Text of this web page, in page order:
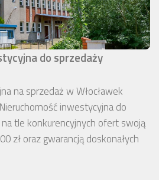
do sprzedaży
na sprzedaż w Włocławek
inwestycyjna do
tle konkurencyjnych ofert swoją
zł oraz gwarancją doskonałych